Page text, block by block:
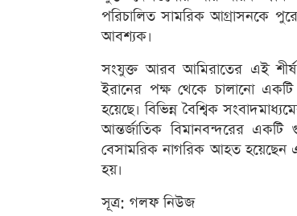
পরিচালিত সামরিক আগ্রাসনকে
আবশ্যক।
সংযুক্ত আরব আমিরাতের এই
ইরানের পক্ষ থেকে চালানো
হয়েছে। বিভিন্ন বৈশ্বিক
আন্তর্জাতিক বিমানবন্দরের একটি
বেসামরিক নাগরিক আহত হয়েছেন
হয়।
সূত্র: গলফ নিউজ